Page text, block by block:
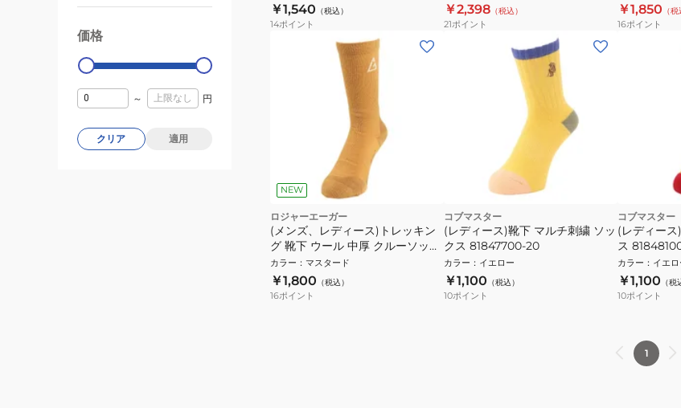
￥1,540 （税込）
14ポイント
￥2,398 （税込）
21ポイント
￥1,850 （税
16ポイント
NEW
ロジャーエーガー
(メンズ、レディース)トレッキン
グ 靴下 ウール 中厚 クルーソック
ス RE2SKU570034MST
カラー ： マスタード
￥1,800 （税込）
16ポイント
コブマスター
(レディース)靴下 マルチ刺繍 ソッ
クス 81847700-20
カラー ： イエロー
￥1,100 （税込）
10ポイント
コブマスター
(レディー
ス
カラー ： イエロ
￥1,100 （税
10ポイント
1
価格
0
～ 円
クリア 適用